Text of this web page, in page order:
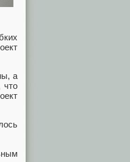
а
что